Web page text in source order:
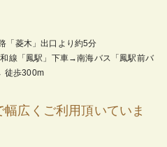
「菱木」出口より約5分
線「鳳駅」下車→南海バス「鳳駅前バ
徒歩300m
広くご利用頂いていま